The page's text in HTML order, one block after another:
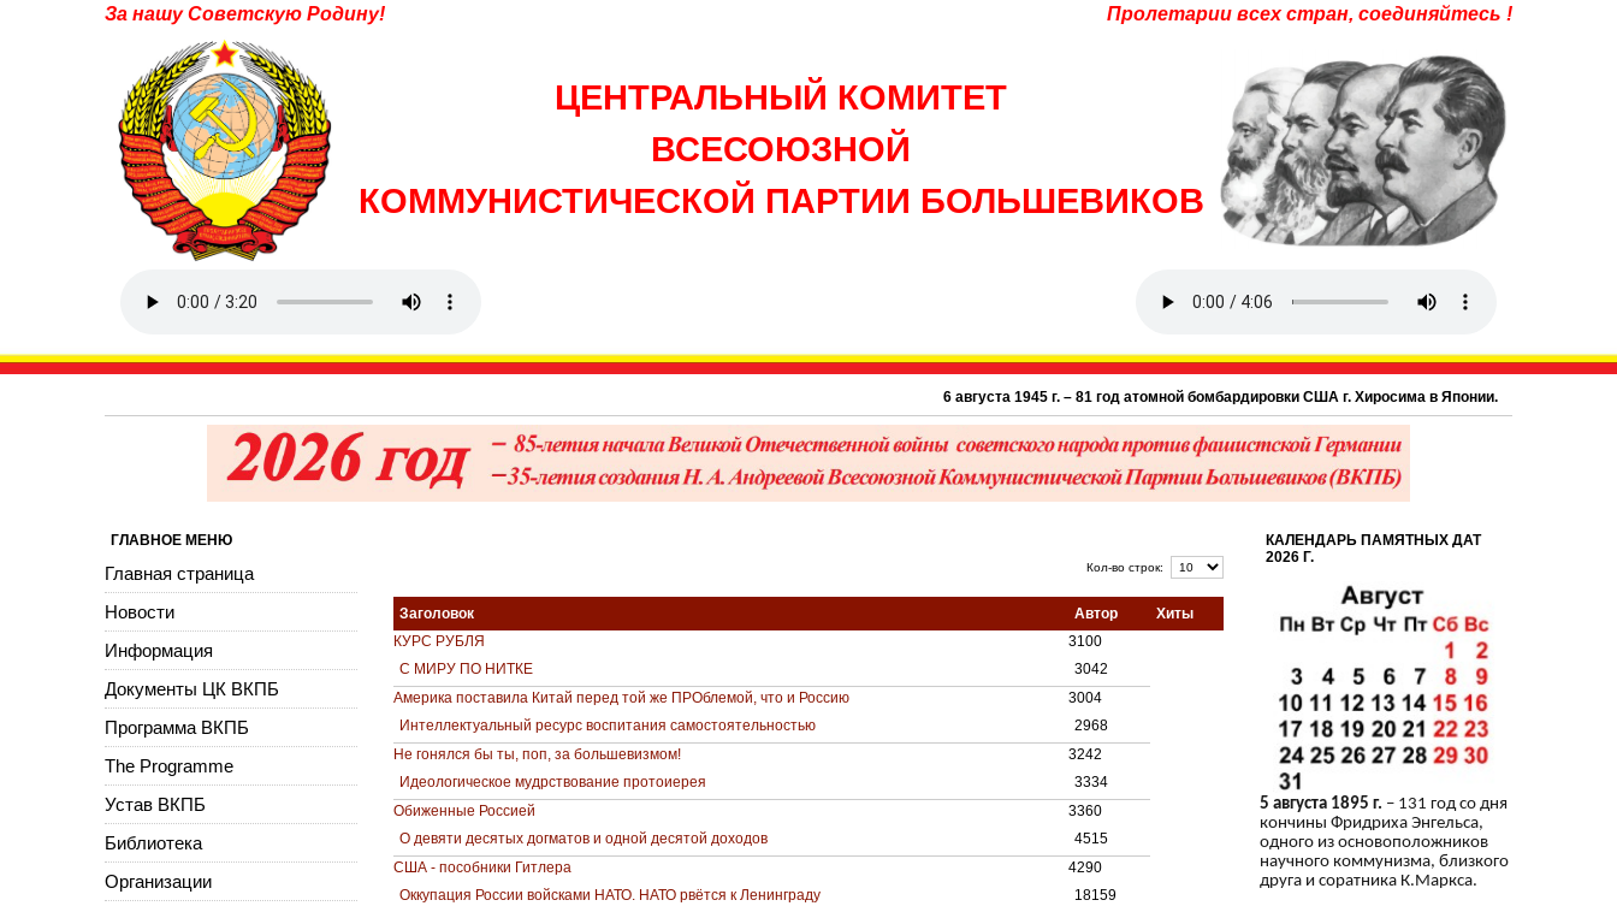
За нашу Советскую Родину! Пролетарии всех стран, соединяйтесь !
ЦЕНТРАЛЬНЫЙ КОМИТЕТ
ВСЕСОЮЗНОЙ
КОММУНИСТИЧЕСКОЙ ПАРТИИ БОЛЬШЕВИКОВ
6 августа 1945 г. – 81 год атомной бомбардировки США г. Хиросима в Японии.
Кол-во строк:
Заголовок Автор
Хиты
КУРС РУБЛЯ
3100
С МИРУ ПО НИТКЕ
3042
Америка поставила Китай перед той же ПРОблемой, что и Россию
3004
Интеллектуальный ресурс воспитания самостоятельностью
2968
Не гонялся бы ты, поп, за большевизмом!
3242
Идеологическое мудрствование протоиерея
3334
Обиженные Россией
3360
О девяти десятых догматов и одной десятой доходов
4515
США - пособники Гитлера
4290
Оккупация России войсками НАТО. НАТО рвётся к Ленинграду
18159
ГЛАВНОЕ МЕНЮ
Главная страница
Новости
Информация
Документы ЦК ВКПБ
Программа ВКПБ
The Programme
Устав ВКПБ
Библиотека
Организации
КАЛЕНДАРЬ ПАМЯТНЫХ ДАТ
2026 Г.
5 августа 1895 г. – 131 год со дня
кончины Фридриха Энгельса,
одного из основоположников
научного коммунизма, близкого
друга и соратника К.Маркса.